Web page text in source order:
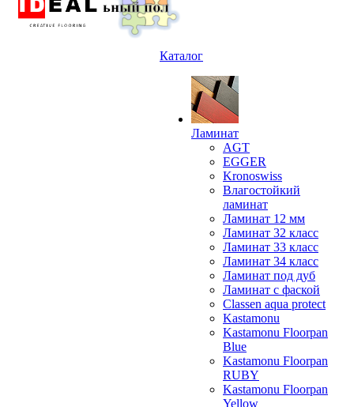
Каталог
Ламинат
AGT
EGGER
Kronoswiss
Влагостойкий
ламинат
Ламинат 12 мм
Ламинат 32 класс
Ламинат 33 класс
Ламинат 34 класс
Ламинат под дуб
Ламинат с фаской
Classen aqua protect
Kastamonu
Kastamonu Floorpan
Blue
Kastamonu Floorpan
RUBY
Kastamonu Floorpan
Yellow